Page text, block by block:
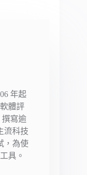
年起
體評
撰寫逾
流科技
，為使
具。